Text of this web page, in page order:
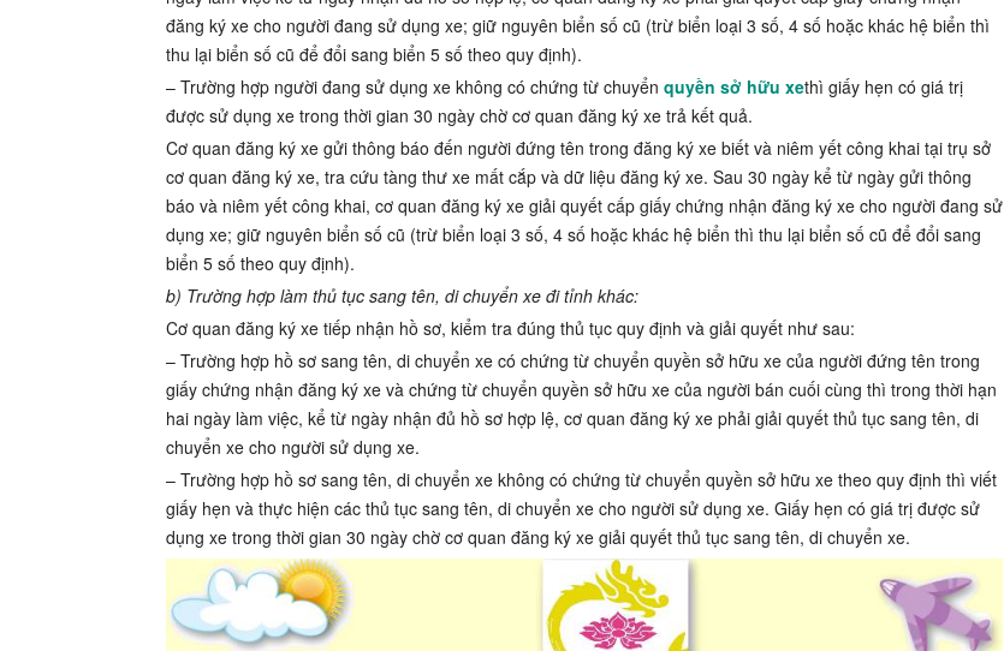
đăng ký xe cho người đang sử dụng xe; giữ nguyên biển số cũ (trừ biển loại 3 số, 4 số hoặc khác hệ biển thì
thu lại biển số cũ để đổi sang biển 5 số theo quy định).
– Trường hợp người đang sử dụng xe không có chứng từ chuyển quyền sở hữu xethì giấy hẹn có giá trị
được sử dụng xe trong thời gian 30 ngày chờ cơ quan đăng ký xe trả kết quả.
Cơ quan đăng ký xe gửi thông báo đến người đứng tên trong đăng ký xe biết và niêm yết công khai tại trụ sở
cơ quan đăng ký xe, tra cứu tàng thư xe mất cắp và dữ liệu đăng ký xe. Sau 30 ngày kể từ ngày gửi thông
báo và niêm yết công khai, cơ quan đăng ký xe giải quyết cấp giấy chứng nhận đăng ký xe cho người đang sử
dụng xe; giữ nguyên biển số cũ (trừ biển loại 3 số, 4 số hoặc khác hệ biển thì thu lại biển số cũ để đổi sang
biển 5 số theo quy định).
b) Trường hợp làm thủ tục sang tên, di chuyển xe đi tỉnh khác:
Cơ quan đăng ký xe tiếp nhận hồ sơ, kiểm tra đúng thủ tục quy định và giải quyết như sau:
– Trường hợp hồ sơ sang tên, di chuyển xe có chứng từ chuyển quyền sở hữu xe của người đứng tên trong
giấy chứng nhận đăng ký xe và chứng từ chuyển quyền sở hữu xe của người bán cuối cùng thì trong thời hạn
hai ngày làm việc, kể từ ngày nhận đủ hồ sơ hợp lệ, cơ quan đăng ký xe phải giải quyết thủ tục sang tên, di
chuyển xe cho người sử dụng xe.
– Trường hợp hồ sơ sang tên, di chuyển xe không có chứng từ chuyển quyền sở hữu xe theo quy định thì viết
giấy hẹn và thực hiện các thủ tục sang tên, di chuyển xe cho người sử dụng xe. Giấy hẹn có giá trị được sử
dụng xe trong thời gian 30 ngày chờ cơ quan đăng ký xe giải quyết thủ tục sang tên, di chuyển xe.